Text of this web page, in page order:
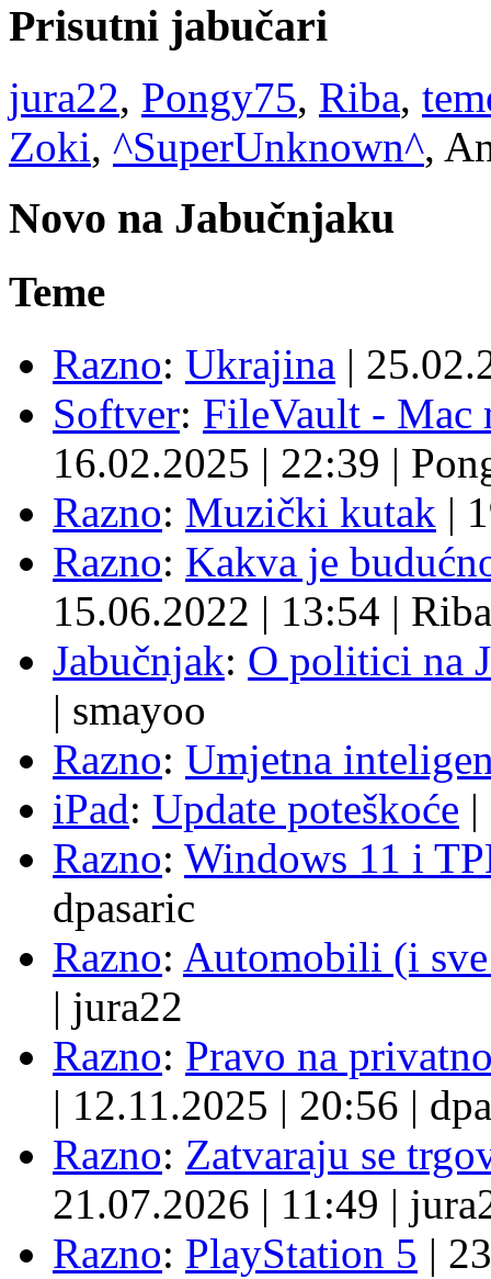
Prisutni jabučari
jura22, Pongy75, Riba,
Zoki, ^SuperUnknown^,
Novo na Jabučnjaku
Teme
Razno: Ukrajina |
Softver: FileVault - Mac
16.02.2025 | 22:39 |
Razno: Muzički kutak |
Razno: Kakva je
15.06.2022 | 13:54 | Riba
Jabučnjak: O politici na
| smayoo
Razno: Umjetna
iPad: Update poteškoće |
Razno: Windows 11 i
dpasaric
Razno: Automobili (i
| jura22
Razno: Pravo na
| 12.11.2025 | 20:56 |
Razno: Zatvaraju se
21.07.2026 | 11:49 |
Razno: PlayStation 5 |